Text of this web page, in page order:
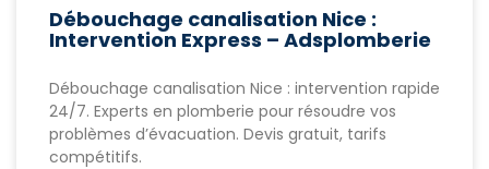
Débouchage canalisation Nice :
Intervention Express – Adsplomberie
Débouchage canalisation Nice : intervention rapide
24/7. Experts en plomberie pour résoudre vos
problèmes d’évacuation. Devis gratuit, tarifs
compétitifs.